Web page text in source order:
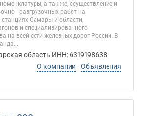
а так же, осуществление и
- разгрузочных работ на
Самары и области,
и специализированного
на всей сети железных дорог России. В
область ИНН: 6319198638
О компании
Объявления